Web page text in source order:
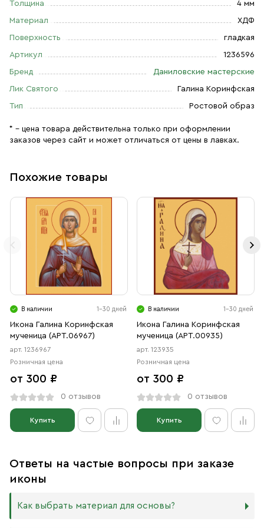
Толщина 4 мм
Материал ХДФ
Поверхность гладкая
Артикул 1236596
Бренд Даниловские мастерские
Лик Святого Галина Коринфская
Тип Ростовой образ
* – цена товара действительна только при оформлении
заказов через сайт и может отличаться от цены в лавках.
Похожие товары
В наличии 1-30 дней
Икона Галина Коринфская
мученица (АРТ.06967)
арт. 1236967
Розничная цена
от 300 ₽
0 отзывов
Купить
В наличии 1-30 дней
Икона Галина Коринфская
мученица (АРТ.00935)
арт. 123935
Розничная цена
от 300 ₽
0 отзывов
Купить
Ответы на частые вопросы при заказе
иконы
Как выбрать материал для основы?